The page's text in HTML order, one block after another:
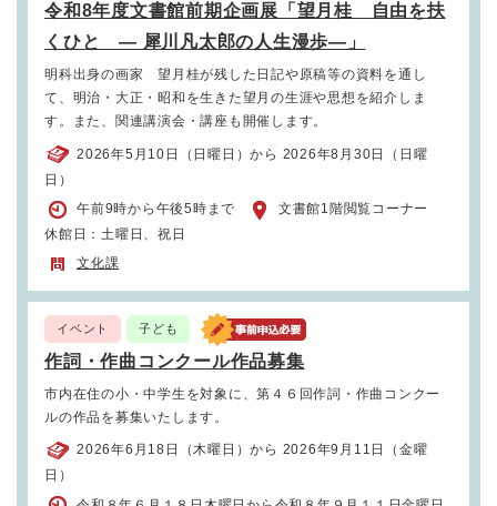
令和8年度文書館前期企画展「望月桂 自由を扶
くひと ― 犀川凡太郎の人生漫歩―」
明科出身の画家 望月桂が残した日記や原稿等の資料を通し
て、明治・大正・昭和を生きた望月の生涯や思想を紹介しま
す。また、関連講演会・講座も開催します。
2026年5月10日（日曜日）から 2026年8月30日（日曜
日）
午前9時から午後5時まで
休館日：土曜日、祝日
文書館1階閲覧コーナー
文化課
イベント 子ども
作詞・作曲コンクール作品募集
市内在住の小・中学生を対象に、第４６回作詞・作曲コンクー
ルの作品を募集いたします。
2026年6月18日（木曜日）から 2026年9月11日（金曜
日）